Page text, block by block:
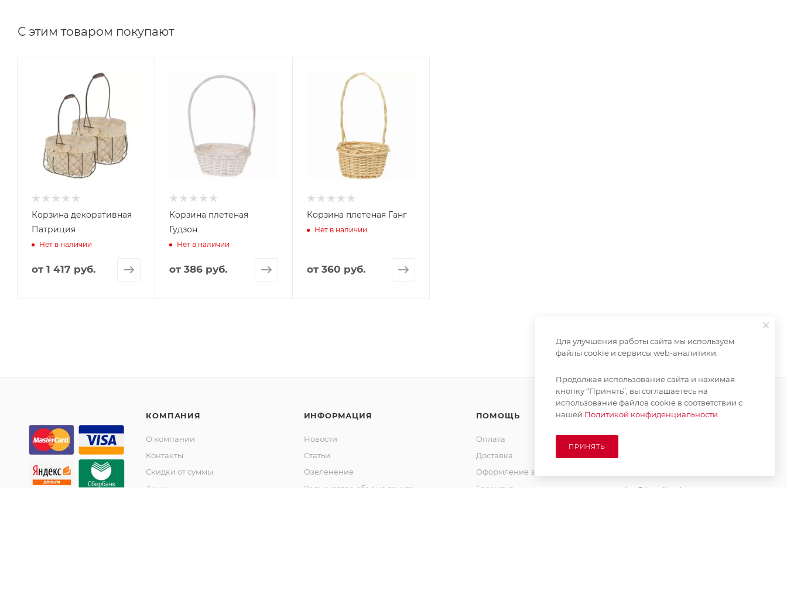
С этим товаром покупают
Корзина декоративная
Патриция
Нет в наличии
от 1 417 руб.
Корзина плетеная
Гудзон
Нет в наличии
от 386 руб.
Корзина плетеная Ганг
Нет в наличии
от 360 руб.
КОМПАНИЯ
О компании
Контакты
Скидки от суммы
Акции
ИНФОРМАЦИЯ
Новости
Статьи
Озеленение
Калькулятор объема грунта
ПОМОЩЬ
Оплата
Доставка
Оформление заказа
Гарантия
order@kupikashpo.ru
Для улучшения работы сайта мы используем
файлы cookie и сервисы web-аналитики.
Продолжая использование сайта и нажимая
кнопку “Принять”, вы соглашаетесь на
использование файлов cookie в соответствии с
нашей Политикой конфиденциальности.
ПРИНЯТЬ